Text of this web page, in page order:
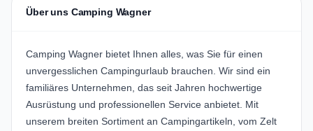
Über uns Camping Wagner
Camping Wagner bietet Ihnen alles, was Sie für einen
unvergesslichen Campingurlaub brauchen. Wir sind ein
familiäres Unternehmen, das seit Jahren hochwertige
Ausrüstung und professionellen Service anbietet. Mit
unserem breiten Sortiment an Campingartikeln, vom Zelt